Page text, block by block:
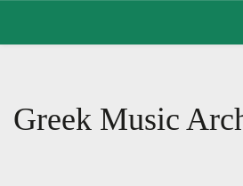
Greek Music